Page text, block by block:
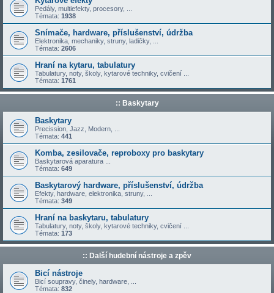
Pedály, multiefekty, procesory, ...
Témata: 1938
Snímače, hardware, příslušenství, údržba
Elektronika, mechaniky, struny, ladičky, ...
Témata: 2606
Hraní na kytaru, tabulatury
Tabulatury, noty, školy, kytarové techniky, cvičení ...
Témata: 1761
:: Baskytary
Baskytary
Precission, Jazz, Modern, ...
Témata: 441
Komba, zesilovače, reproboxy pro baskytary
Baskytarová aparatura ...
Témata: 649
Baskytarový hardware, příslušenství, údržba
Efekty, hardware, elektronika, struny, ...
Témata: 349
Hraní na baskytaru, tabulatury
Tabulatury, noty, školy, kytarové techniky, cvičení ...
Témata: 173
:: Další hudební nástroje a zpěv
Bicí nástroje
Bicí soupravy, činely, hardware, ...
Témata: 832